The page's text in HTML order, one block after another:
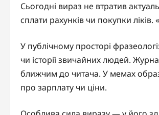
Сьогодні вираз не втратив
сплати рахунків чи покупки
У публічному просторі
чи історії звичайних людей.
ближчим до читача. У мемах
про зарплату чи ціни.